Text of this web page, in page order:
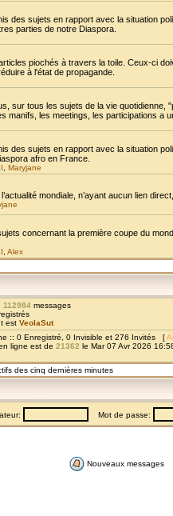
des sujets en rapport avec la situation
parties de notre Diaspora.
piochés à travers la toile. Ceux-ci
à l'état de propagande.
sur tous les sujets de la vie
manifs, les meetings, les participations a
des sujets en rapport avec la situation
afro en France.
Maryjane
mondiale, n’ayant aucun lien
concernant la première coupe du
Alex
112984 messages
est VeolaSut
:: 0 Enregistré, 0 Invisible et 276 Invités [
ligne est de 21362 le Mar 07 Avr 2026
des cinq dernières minutes
Mot de passe:
Nouveaux messages